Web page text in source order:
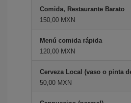
Comida, Restaurante Barato
150,00 MXN
Menú comida rápida
120,00 MXN
Cerveza Local (vaso o pinta
50,00 MXN